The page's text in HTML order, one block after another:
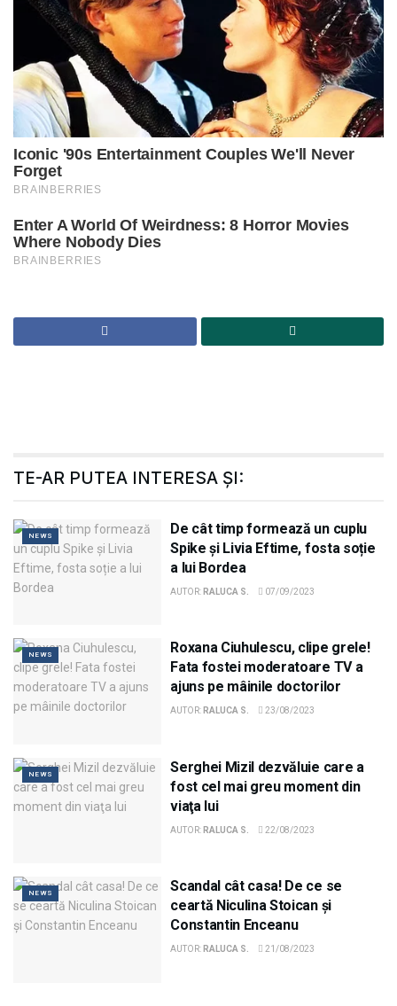
TE-AR PUTEA INTERESA ȘI:
NEWS
De cât timp formează un cuplu
Spike și Livia Eftime, fosta soție
a lui Bordea
AUTOR: RALUCA S. 07/09/2023
NEWS
Roxana Ciuhulescu, clipe grele!
Fata fostei moderatoare TV a
ajuns pe mâinile doctorilor
AUTOR: RALUCA S. 23/08/2023
NEWS
Serghei Mizil dezvăluie care a
fost cel mai greu moment din
viaţa lui
AUTOR: RALUCA S. 22/08/2023
NEWS
Scandal cât casa! De ce se
ceartă Niculina Stoican și
Constantin Enceanu
AUTOR: RALUCA S. 21/08/2023